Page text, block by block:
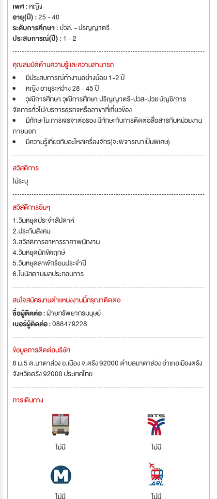
เพศ :หญิง
อายุ(ปี) :25 - 40
ระดับการศึกษา :ปวส. - ปริญญาตรี
ประสบการณ์(ปี) : 1 - 2
คุณสมบัติด้านความรู้และความสามารถ
มีประสบการณ์ทำงานอย่างน้อย 1-2 ปี
หญิง อายุระหว่าง 28 - 45 ปี
วุฒิการศึกษา วุฒิการศึกษา ปริญญาตรี-ปวส-ปวช บัญชี/การ
จัดการทั่วไป/บริการธุรกิจหรือสาขาที่เกี่ยวข้อง
มีทักษะใน การเจรจาต่อรอง มีทักษะกับการติดต่อสื่อสารกับหน่วยงาน
ภายนอก
มีความรู้เกี่ยวกับอะไหล่เครื่องจักร(จะพิจารณาเป็นพิเศษ)
สวัสดิการ
ไม่ระบุ
สวัสดิการอื่นๆ
1.วันหยุดประจำสัปดาห์
2.ประกันสังคม
3.สวัสดิการอาหารราคาพนักงาน
4.วันหยุดนักขัตฤกษ์
5.วันหยุดลาพักร้อนประจำปี
6.โบนัสตามผลประกอบการ
สนใจสมัครงานตำแหน่งงานนี้กรุณาติดต่อ
ชื่อผู้ติดต่อ :ฝ่ายทรัพยากรมนุษย์
เบอร์ผู้ติดต่อ :086479228
ข้อมูลการติดต่อบริษัท
8 ม.5 ต.นาตาล่วง อ.เมือง จ.ตรัง 92000 ตำบลนาตาล่วง อำเภอเมืองตรัง
จังหวัดตรัง 92000 ประเทศไทย
การเดินทาง
ไม่มี ไม่มี
ไม่มี ไม่มี